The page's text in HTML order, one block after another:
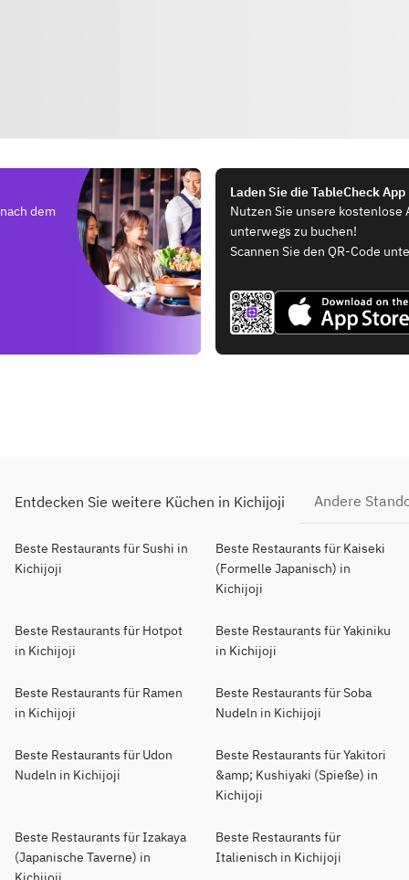
dem
Laden Sie die TableCheck
Nutzen Sie unsere kostenlose
unterwegs zu buchen!
Scannen Sie den QR-Code
Entdecken Sie weitere Küchen in Kichijoji Andere
Beste Restaurants für Sushi in
Kichijoji
Beste Restaurants für Kaiseki
(Formelle Japanisch) in
Kichijoji
Beste Restaurants für Hotpot
in Kichijoji
Beste Restaurants für Yakiniku
in Kichijoji
Beste Restaurants für Ramen
in Kichijoji
Beste Restaurants für Soba
Nudeln in Kichijoji
Beste Restaurants für Udon
Nudeln in Kichijoji
Beste Restaurants für Yakitori
&amp; Kushiyaki (Spieße) in
Kichijoji
Beste Restaurants für Izakaya
(Japanische Taverne) in
Beste Restaurants für
Italienisch in Kichijoji